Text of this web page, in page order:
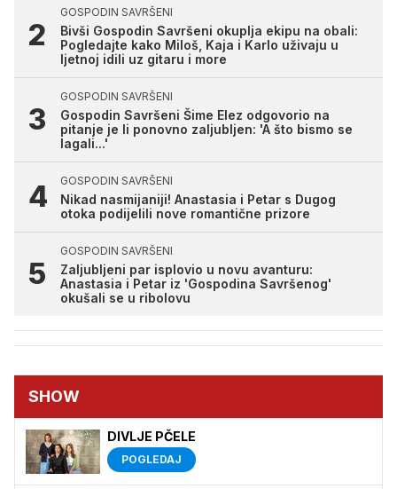
GOSPODIN SAVRŠENI
Bivši Gospodin Savršeni okuplja ekipu na obali:
Pogledajte kako Miloš, Kaja i Karlo uživaju u
ljetnoj idili uz gitaru i more
GOSPODIN SAVRŠENI
Gospodin Savršeni Šime Elez odgovorio na
pitanje je li ponovno zaljubljen: 'A što bismo se
lagali...'
GOSPODIN SAVRŠENI
Nikad nasmijaniji! Anastasia i Petar s Dugog
otoka podijelili nove romantične prizore
GOSPODIN SAVRŠENI
Zaljubljeni par isplovio u novu avanturu:
Anastasia i Petar iz 'Gospodina Savršenog'
okušali se u ribolovu
SHOW
DIVLJE PČELE
POGLEDAJ